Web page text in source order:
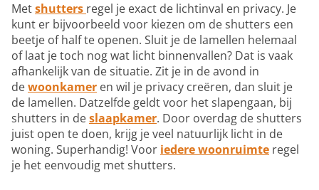
Metshutters regel je exact de lichtinval en privacy. Je
kunt er bijvoorbeeld voor kiezen om de shutters een
beetje of half te openen. Sluit je de lamellen helemaal
of laat je toch nog wat licht binnenvallen? Dat is vaak
afhankelijk van de situatie. Zit je in de avond in
dewoonkamer en wil je privacy creëren, dan sluit je
de lamellen. Datzelfde geldt voor het slapengaan, bij
shutters in deslaapkamer. Door overdag de shutters
juist open te doen, krijg je veel natuurlijk licht in de
woning. Superhandig! Voor iedere woonruimte regel
je het eenvoudig met shutters.